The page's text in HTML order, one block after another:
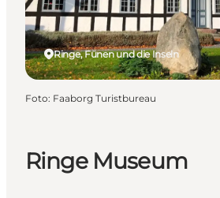
Ringe Museum
Ringe, Fünen und die Inseln
Foto: Faaborg Turistbureau